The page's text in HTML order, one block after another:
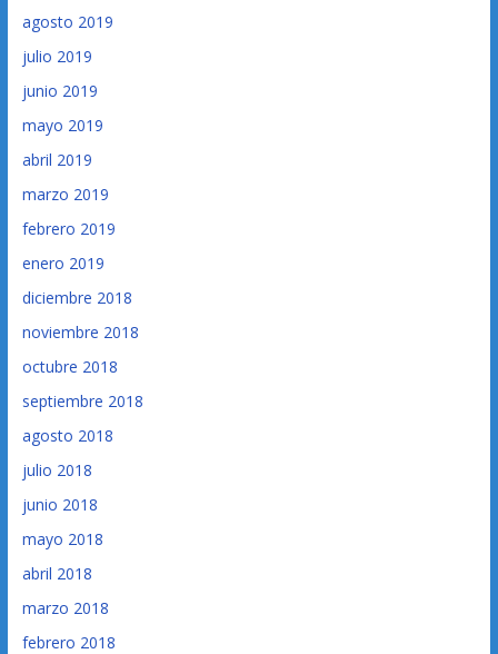
agosto 2019
julio 2019
junio 2019
mayo 2019
abril 2019
marzo 2019
febrero 2019
enero 2019
diciembre 2018
noviembre 2018
octubre 2018
septiembre 2018
agosto 2018
julio 2018
junio 2018
mayo 2018
abril 2018
marzo 2018
febrero 2018